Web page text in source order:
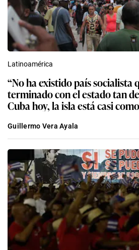
Latinoamérica
“No ha existido país socialista
terminado con el estado tan
Cuba hoy, la isla está casi
Guillermo Vera Ayala